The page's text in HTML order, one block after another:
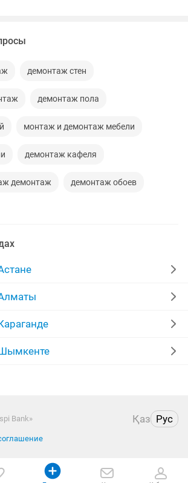
демонтаж стен
демонтаж пола
монтаж и демонтаж мебели
демонтаж кафеля
демонтаж демонтаж обоев
дверей
ламината
укладка монтаж демонтаж
демонтажных работ
демонтаж зданий
Каменогорске
Bank» Қаз Рус